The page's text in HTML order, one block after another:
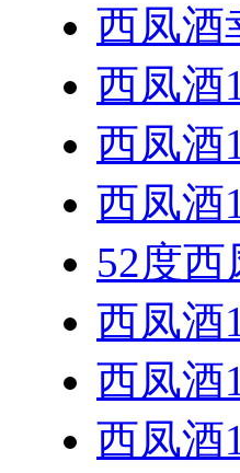
西凤酒
西凤酒
西凤酒
西凤酒
52度西
西凤酒
西凤酒
西凤酒